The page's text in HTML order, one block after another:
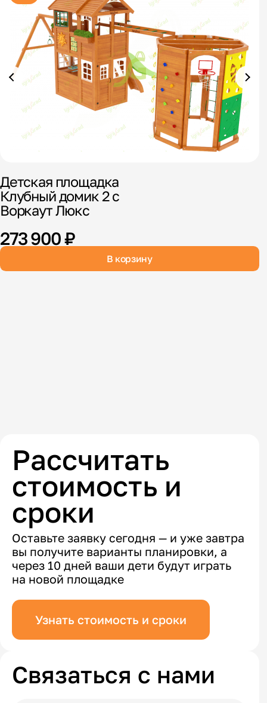
Детская площадка
Клубный домик 2 с
Воркаут Люкс
273 900 ₽
В корзину
Рассчитать
стоимость и
сроки
Оставьте заявку сегодня — и уже завтра
вы получите варианты планировки, а
через 10 дней ваши дети будут играть
на новой площадке
Узнать стоимость и сроки
Связаться с нами